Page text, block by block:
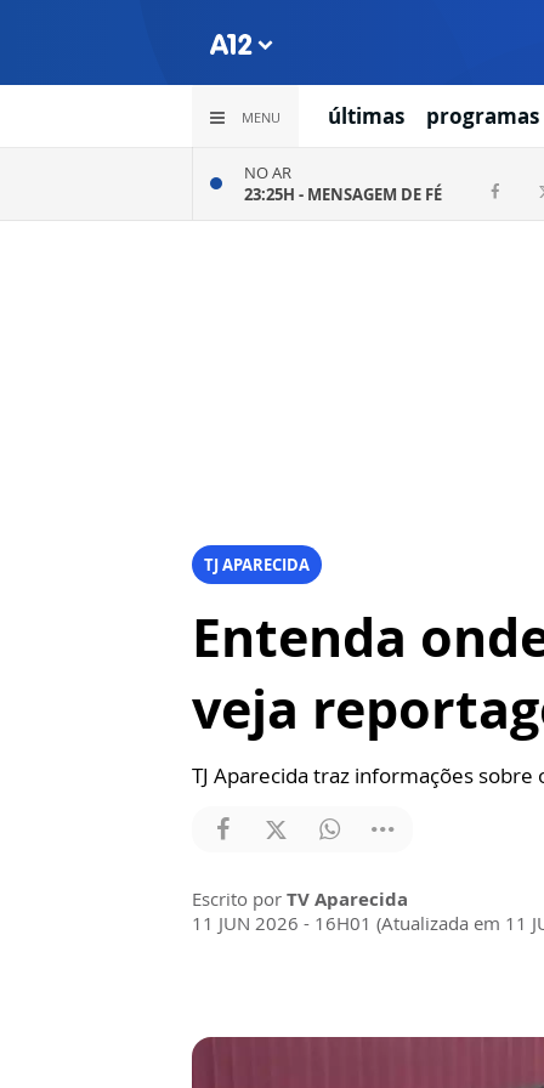
MENU últimas programas
NO AR
23:25H - MENSAGEM DE FÉ
TJ APARECIDA
Entenda
veja
TJ Aparecida traz informações
Escrito por TV Aparecida
11 JUN 2026 - 16H01 (Atualizada em 11